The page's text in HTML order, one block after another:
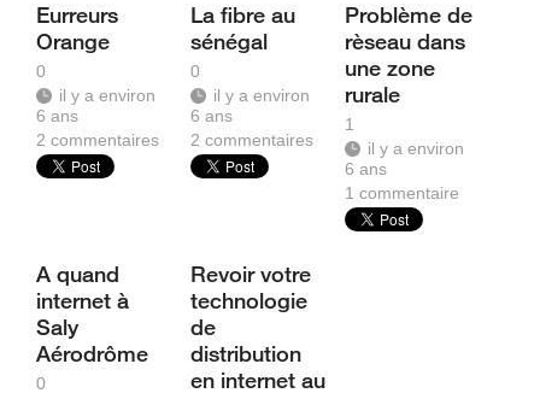
Eurreurs
Orange
0
il y a environ
6 ans
2 commentaires
La fibre au
sénégal
0
il y a environ
6 ans
2commentaires
Problème de
rèseau dans
une zone
rurale
1
il y a environ
6 ans
1commentaire
A quand
internet à
Saly
Aérodrôme
0
Revoir votre
technologie
de
distribution
en internet au